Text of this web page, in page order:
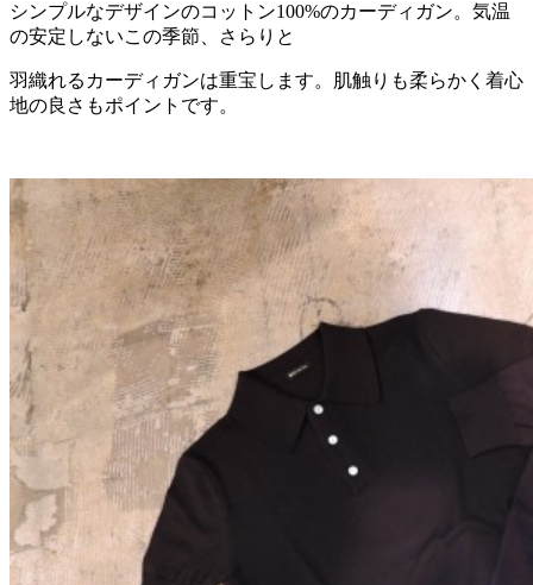
シンプルなデザインのコットン100%のカーディガン。気温
の安定しないこの季節、さらりと
羽織れるカーディガンは重宝します。肌触りも柔らかく着心
地の良さもポイントです。